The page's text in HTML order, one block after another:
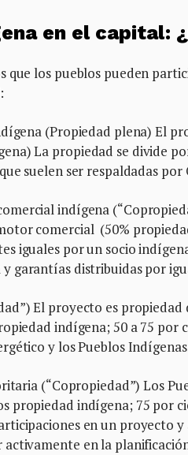
en el capital:
que los pueblos pueden
(Propiedad plena) El
La propiedad se divide
suelen ser respaldadas
indígena
comercial (50%
iguales por un socio
garantías distribuidas por
El proyecto es
indígena; 50 a 75
y los Pueblos
(“Copropiedad”) Los
propiedad indígena; 75 por
en un proyecto
en la